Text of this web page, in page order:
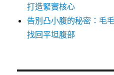
打造緊實核心
告別凸小腹的秘密：毛
找回平坦腹部